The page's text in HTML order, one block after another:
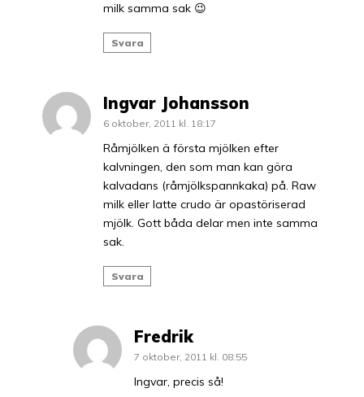
milk samma sak 😉
Svara
Ingvar Johansson
6 oktober, 2011 kl. 18:17
Råmjölken ä första mjölken efter
kalvningen, den som man kan göra
kalvadans (råmjölkspannkaka) på. Raw
milk eller latte crudo är opastöriserad
mjölk. Gott båda delar men inte samma
sak.
Svara
Fredrik
7 oktober, 2011 kl. 08:55
Ingvar, precis så!